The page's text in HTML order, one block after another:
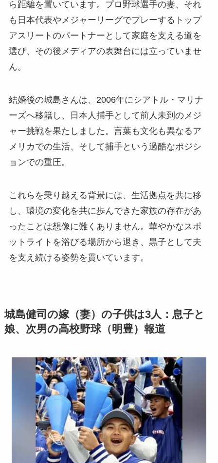
ら距離を置いています。プロ野球選手の妻、それ
も日本代表やメジャーリーグでプレーするトップ
アスリートのパートナーとして家庭を支える道を
選び、その後メディアの表舞台には立っていませ
ん。
結婚後の城島さんは、2006年にシアトル・マリナ
ーズへ移籍し、日本人捕手として前人未到のメジ
ャー挑戦を果たしました。言葉も文化も異なるア
メリカでの生活、そして捕手という過酷なポジシ
ョンでの重圧。
これらを乗り越える背景には、生活拠点を共に移
し、環境の変化を共に歩んできた家族の存在があ
ったことは想像に難くありません。華やかなスポ
ットライトを浴びる場所から退き、黒子として夫
を支え続ける姿勢を貫いています。
城島健司の嫁（妻）の子供は3人：息子と
娘、次男の高校野球（明豊）報道